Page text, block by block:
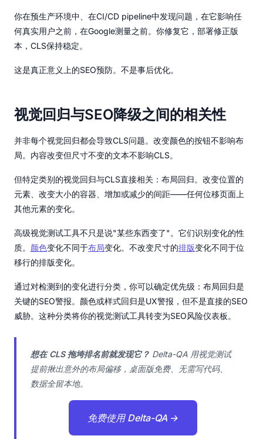
你在预生产环境中、在CI/CD pipeline中发现问题，在它影响任
何真实用户之前，在Google测量之前。你修复它，部署修正版
本，CLS保持稳定。
这是真正意义上的SEO预防。不是事后优化。
视觉回归与SEO降级之间的相关性
并非每个视觉回归都会导致CLS问题。改变颜色的按钮不影响布
局。内容改变但尺寸不变的文本不影响CLS。
但特定类别的视觉回归与CLS直接相关：布局回归。改变位置的
元素、改变大小的容器、增加或减少的间距——任何位移页面上
其他元素的变化。
高级视觉测试工具不只是说"某些东西变了"。它们识别变化的性
质。 颜色变化不同于布局变化。不改变尺寸的排版变化不同于位
移行的排版变化。
通过对检测到的变化进行分类，你可以确定优先级：布局回归是
关键的SEO警报。颜色或样式回归是UX警报，但不是直接的SEO
威胁。这种分类将你的视觉测试工具转变为SEO风险仪表板。
想在 CLS 拖垮排名前就发现它？ Delta-QA 用视觉测试
提前揪出意外的布局偏移，桌面版免费、无需写代码、
数据全留本地。
免费使用 Delta-QA →